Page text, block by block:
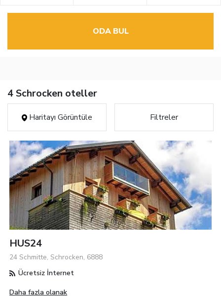
ODA BUL
4 Schrocken oteller
Haritayı Görüntüle Filtreler
HUS24
24 Schmitte, Schrocken, 6888
Ücretsiz İnternet
Daha fazla olanak